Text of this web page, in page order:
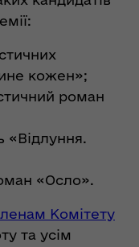
кожен»;
роман
«Відлуння.
«Осло».
Комітету
та усім